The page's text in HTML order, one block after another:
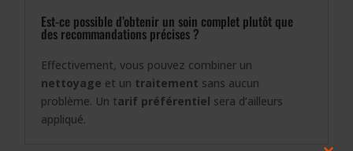
Est-ce possible d’obtenir un soin complet plutôt que
des recommandations précises ?
Effectivement, vous pouvez combiner un
nettoyage et un traitement sans aucun
problème. Un tarif préférentiel sera d’ailleurs
appliqué.